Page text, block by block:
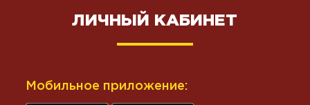
ЛИЧНЫЙ КАБИНЕТ
Мобильное приложение: